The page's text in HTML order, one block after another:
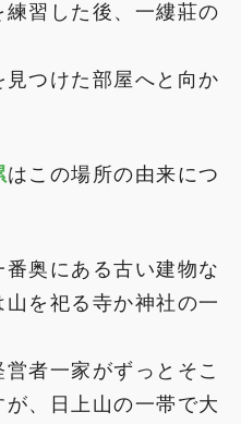
習した後、一縷莊の
見つけた部屋へと向か
はこの場所の由来につ
番奥にある古い建物な
を祀る寺か神社の一
者一家がずっとそこ
、日上山の一帯で大